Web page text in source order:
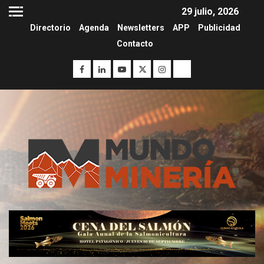
29 julio, 2026
Directorio Agenda Newsletters APP
Publicidad
Contacto